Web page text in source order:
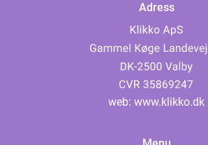
Adress
web: www.klikko.dk